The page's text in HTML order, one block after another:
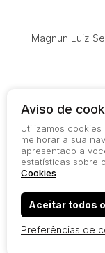
Magnun Luiz
© 2026-
Aviso de
Utilizamos
melhorar a sua
apresentado a
estatísticas sobre
Cookies
Aceitar todos
Preferências de